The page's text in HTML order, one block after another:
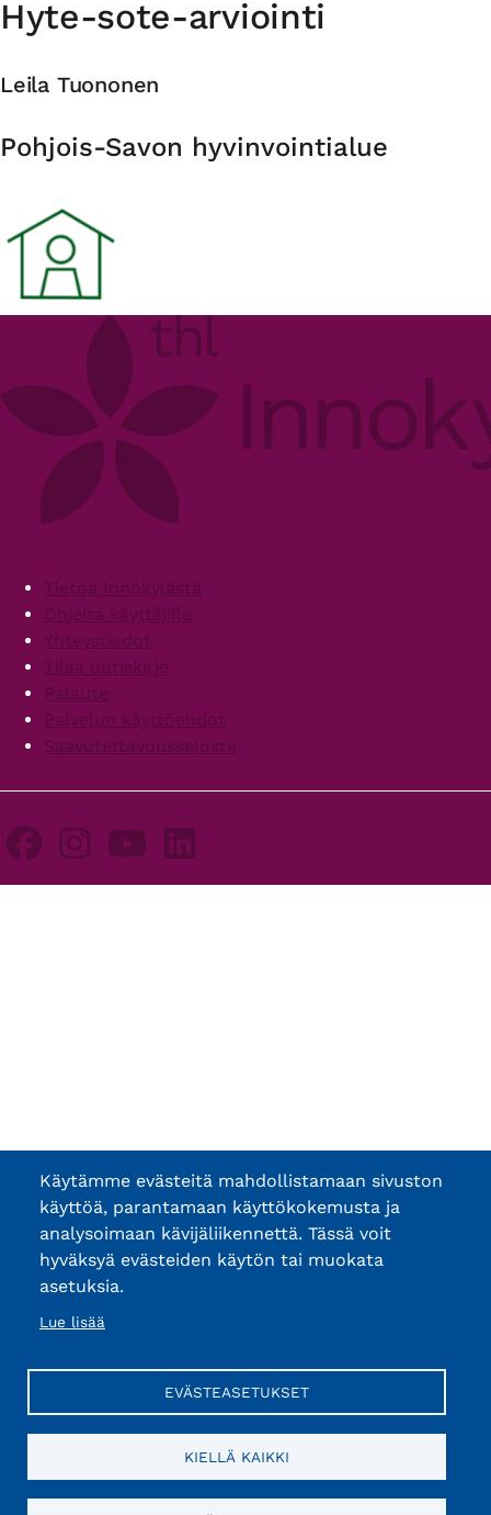
Hyte-sote-arviointi
Leila Tuononen
Organisaatio
Pohjois-Savon hyvinvointialue
FooterTietoa Innokylästä
Ohjeita käyttäjille
Yhteystiedot
Tilaa uutiskirje
Palaute
Palvelun käyttöehdot
Saavutettavuusseloste
Käytämme evästeitä mahdollistamaan sivuston
käyttöä, parantamaan käyttökokemusta ja
analysoimaan kävijäliikennettä. Tässä voit
hyväksyä evästeiden käytön tai muokata
asetuksia.
Lue lisää
EVÄSTEASETUKSET
KIELLÄ KAIKKI